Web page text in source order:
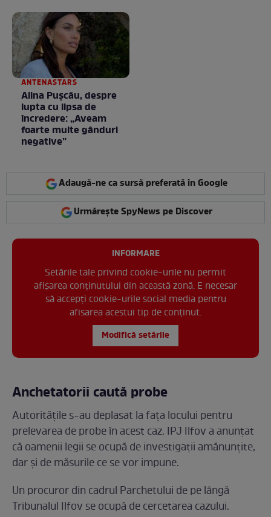
ANTENASTARS
Alina Pușcău, despre
lupta cu lipsa de
încredere: „Aveam
foarte multe gânduri
negative”
Adaugă-ne ca sursă preferată în Google
Urmărește SpyNews pe Discover
INFORMARE
Setările tale privind cookie-urile nu permit
afișarea conținutului din această zonă. E necesar
să accepți cookie-urile social media pentru
afisarea acestui tip de conținut.
Modifică setările
Anchetatorii caută probe
Autoritățile s-au deplasat la fața locului pentru
prelevarea de probe în acest caz. IPJ Ilfov a anunțat
că oamenii legii se ocupă de investigații amănunțite,
dar și de măsurile ce se vor impune.
Un procuror din cadrul Parchetului de pe lângă
Tribunalul Ilfov se ocupă de cercetarea cazului.